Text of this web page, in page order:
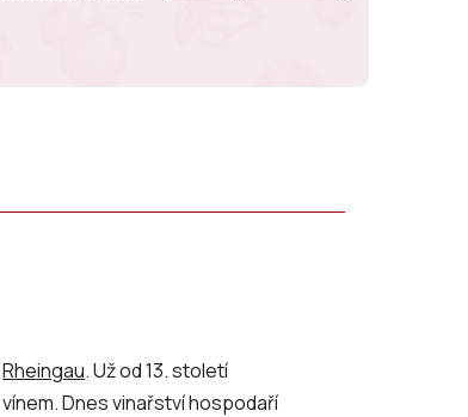
Rheingau. Už od 13. století
Dnes vinařství hospodaří